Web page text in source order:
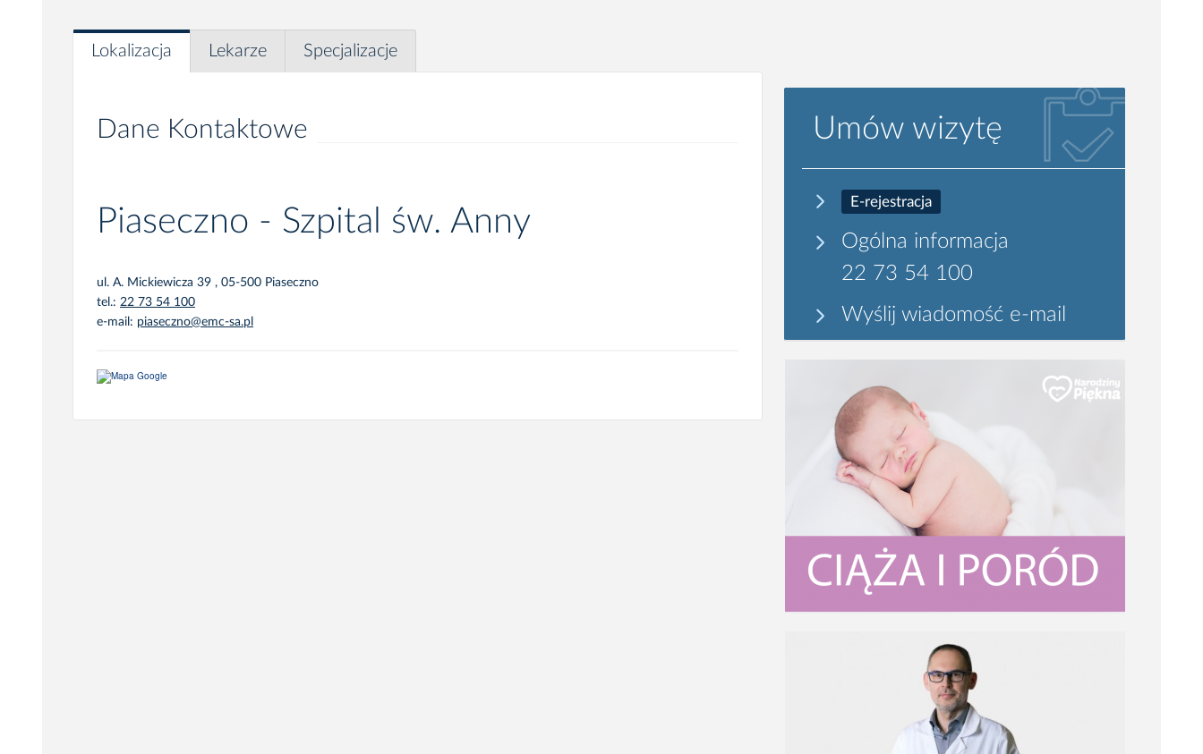
Lokalizacja Lekarze Specjalizacje
Dane Kontaktowe
Piaseczno - Szpital św. Anny
ul. A. Mickiewicza 39 , 05-500 Piaseczno
tel.: 22 73 54 100
e-mail: piaseczno@emc-sa.pl
Umów wizytę
E-rejestracja
Ogólna informacja
22 73 54 100
Wyślij wiadomość e-mail